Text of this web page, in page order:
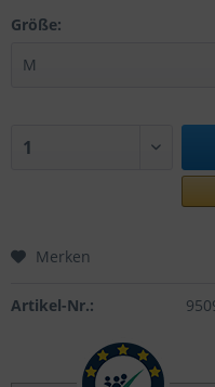
Größe:
Merken
Artikel-Nr.: